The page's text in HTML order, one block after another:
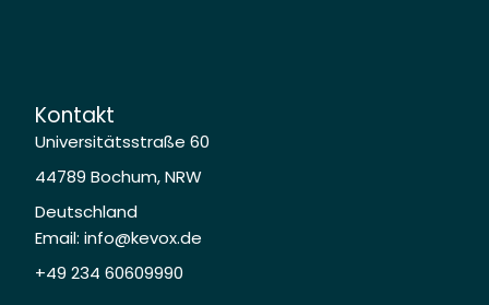
Kontakt
Universitätsstraße 60
44789 Bochum, NRW
Deutschland
Email: info@kevox.de
+49 234 60609990